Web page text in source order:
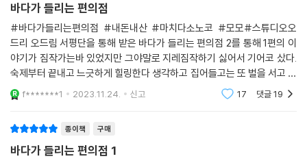
덥수룩하게 수염을 기른 무뚝뚝한 인상의 ‘무엇이든 맨’ 쓰기는 묘한 카리
스마를 풍기며 주변 사람들의 문제를 척척 해결해 나간다. 파트타임 직원
인 미쓰리 역시 편의점 근무와 집안일을 병행하는 평범한 주부처럼 보이지
만 사실은 ‘페로몬 점장의 발칙한 하루’라는 제목의 만화를 몰래 연재 중인
만화가로 손님들에게 친절하고 포용력이 넓은 인물이다. 후반부에 등장하
는 두 사람의 여동생 역시 엄청난 외모의 미소녀다. 이러한 인물 설정은 지
극히 일상적인 편의점을 배경으로 삼았음에도 판타지적인 느낌을 주는 요
소이며, 독자들이 저마다 이상적인 모습의 인간상을 그리며 작품을 읽도록
상상력을 부추긴다.
바다가 들리는 편의점
#바다가들리는편의점 #내돈내산 #마치다소노코 #모모#스튜디오오
드리 오드림 서평단을 통해 받은 바다가 들리는 편의점 2를 통해 1편의 이
야기가 짐작가는바 있었지만 그야말로 지레짐작하기 싫어서 기어코 샀다.
숙제부터 끝내고 느긋하게 힐링한다 생각하고 집어들고는 또 벌을 서고 말
았다. 앞으로 3편도 발간 예정이라니 편의점 시리즈로는 역대급이 아닐까
본다. 사람들에게 흔하디
f*******1 2023.11.24. 신고 17 댓글19
종이책 구매
바다가 들리는 편의점 1